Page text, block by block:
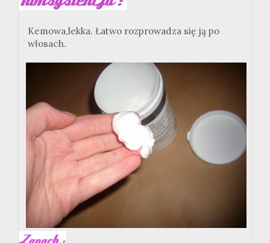
Kemowa,lekka. Łatwo rozprowadza się ją po
włosach.